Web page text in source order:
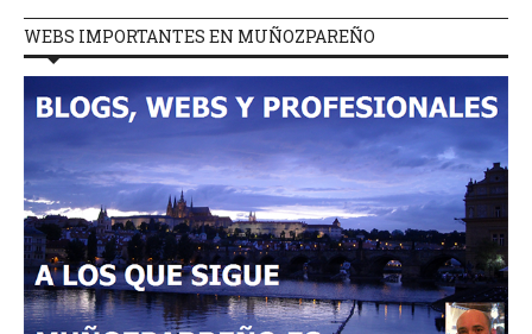
WEBS IMPORTANTES EN MUÑOZPAREÑO